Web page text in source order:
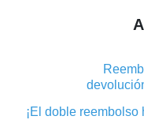
¡El doble